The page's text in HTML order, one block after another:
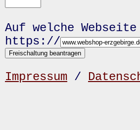
Auf welche
https://
Impressum /